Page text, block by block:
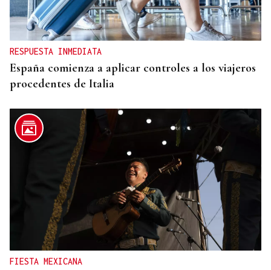
Las compañías de autobuses recomiendan
adelantar los desplazamientos para evitar
saturaciones el día del eclipse
RESPUESTA INMEDIATA
España comienza a aplicar controles a los viajeros
procedentes de Italia
FIESTA MEXICANA